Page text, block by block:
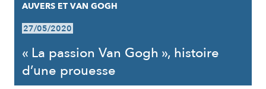
AUVERS ET VAN GOGH
27/05/2020
« La passion Van Gogh », histoire
d’une prouesse